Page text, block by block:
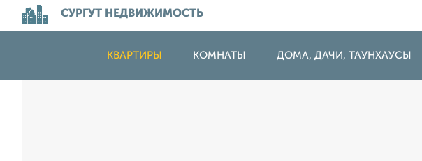
СУРГУТ НЕДВИЖИМОСТЬ
КВАРТИРЫ КОМНАТЫ ДОМА, ДАЧИ, ТАУНХАУСЫ